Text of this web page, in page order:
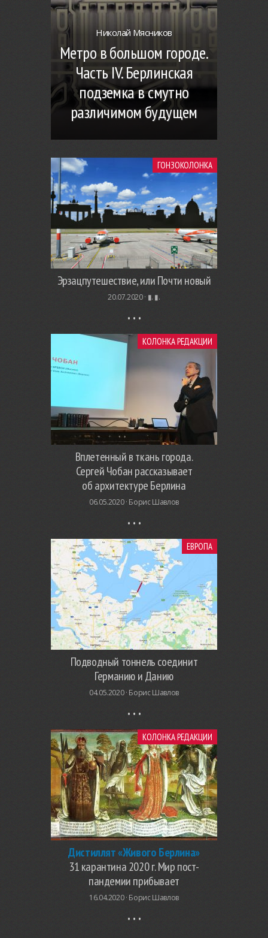
Николай Мясников
Метро в большом городе.
Часть IV. Берлинская
подземка в смутно
различимом будущем
ГОНЗОКОЛОНКА
Эрзацпутешествие, или Почти новый
20.07.2020 · ▮. ▮.
КОЛОНКА РЕДАКЦИИ
Вплетенный в ткань города.
Сергей Чобан рассказывает
об архитектуре Берлина
06.05.2020 · Борис Шавлов
ЕВРОПА
Подводный тоннель соединит
Германию и Данию
04.05.2020 · Борис Шавлов
КОЛОНКА РЕДАКЦИИ
Дистиллят «Живого Берлина»
31 карантина 2020 г. Мир пост-
пандемии прибывает
16.04.2020 · Борис Шавлов